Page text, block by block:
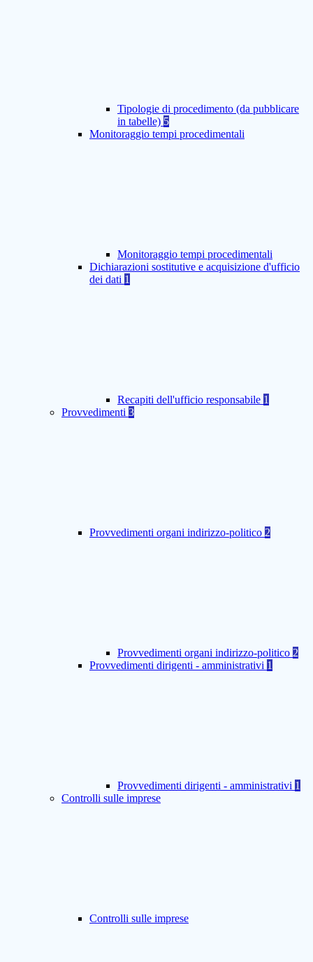
Tipologie di procedimento (da pubblicare
in tabelle) 5
Monitoraggio tempi procedimentali
Monitoraggio tempi procedimentali
Dichiarazioni sostitutive e acquisizione d'ufficio
dei dati 1
Recapiti dell'ufficio responsabile 1
Provvedimenti 3
Provvedimenti organi indirizzo-politico 2
Provvedimenti organi indirizzo-politico 2
Provvedimenti dirigenti - amministrativi 1
Provvedimenti dirigenti - amministrativi 1
Controlli sulle imprese
Controlli sulle imprese